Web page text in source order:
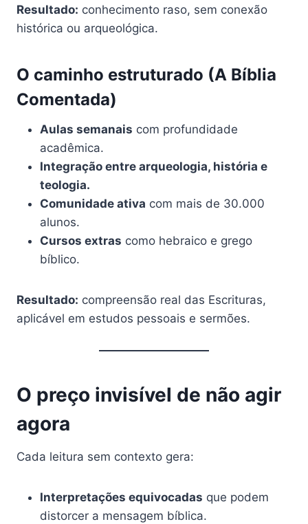
Resultado: conhecimento raso, sem conexão
histórica ou arqueológica.
O caminho estruturado (A Bíblia
Comentada)
Aulas semanais com profundidade
acadêmica.
Integração entre arqueologia, história e
teologia.
Comunidade ativa com mais de 30.000
alunos.
Cursos extras como hebraico e grego
bíblico.
Resultado: compreensão real das Escrituras,
aplicável em estudos pessoais e sermões.
O preço invisível de não agir
agora
Cada leitura sem contexto gera:
Interpretações equivocadas que podem
distorcer a mensagem bíblica.